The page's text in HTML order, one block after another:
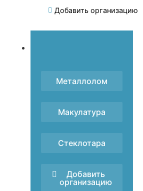
Добавить организацию
Металлолом
Макулатура
Стеклотара
Добавить
организацию